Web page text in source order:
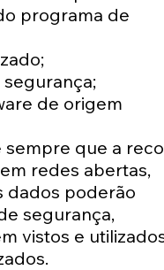
programa de
de origem
que a
redes abertas,
dados poderão
segurança,
vistos e